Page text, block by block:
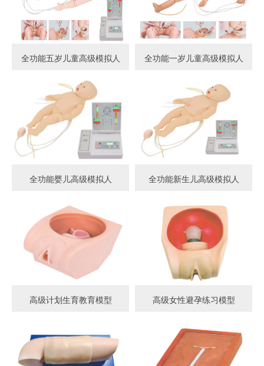
全功能五岁儿童高级模拟人 全功能一岁儿童高级模拟人
全功能婴儿高级模拟人 全功能新生儿高级模拟人
高级计划生育教育模型 高级女性避孕练习模型